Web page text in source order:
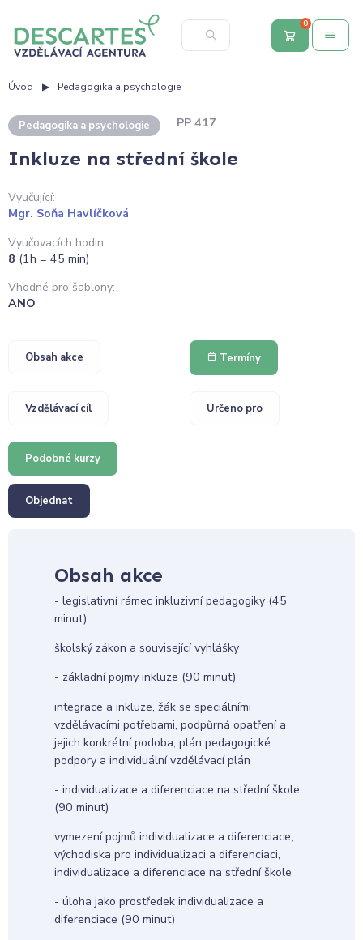
0
Úvod Pedagogika a psychologie
Pedagogika a psychologie PP 417
Inkluze na střední škole
Vyučující:
Mgr. Soňa Havlíčková
Vyučovacích hodin:
8 (1h = 45 min)
Vhodné pro šablony:
ANO
Obsah akce Termíny
Vzdělávací cíl Určeno pro
Podobné kurzy
Objednat
Obsah akce
- legislativní rámec inkluzivní pedagogiky (45
minut)
školský zákon a související vyhlášky
- základní pojmy inkluze (90 minut)
integrace a inkluze, žák se speciálními
vzdělávacími potřebami, podpůrná opatření a
jejich konkrétní podoba, plán pedagogické
podpory a individuální vzdělávací plán
- individualizace a diferenciace na střední škole
(90 minut)
vymezení pojmů individualizace a diferenciace,
východiska pro individualizaci a diferenciaci,
individualizace a diferenciace na střední škole
- úloha jako prostředek individualizace a
diferenciace (90 minut)